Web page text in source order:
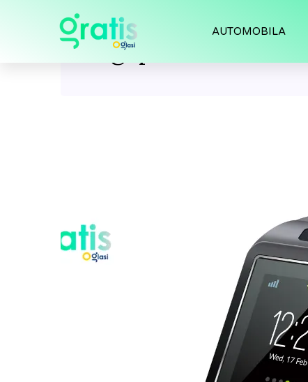
AUTOMOBILA
Tag: